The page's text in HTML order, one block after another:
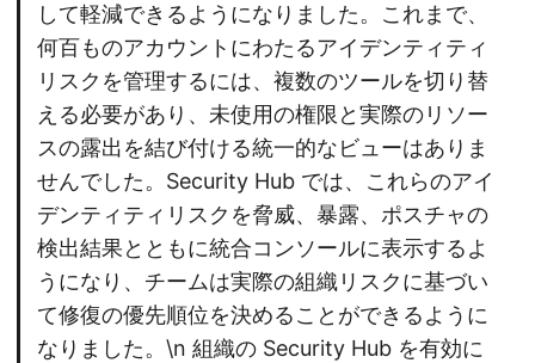
して軽減できるようになりました。これまで、
何百ものアカウントにわたるアイデンティティ
リスクを管理するには、複数のツールを切り替
える必要があり、未使用の権限と実際のリソー
スの露出を結び付ける統一的なビューはありま
せんでした。Security Hub では、これらのアイ
デンティティリスクを脅威、暴露、ポスチャの
検出結果とともに統合コンソールに表示するよ
うになり、チームは実際の組織リスクに基づい
て修復の優先順位を決めることができるように
なりました。\n 組織の Security Hub を有効に